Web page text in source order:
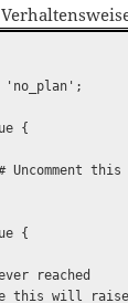
'no_plan';
{
Uncomment
{
reached
this will